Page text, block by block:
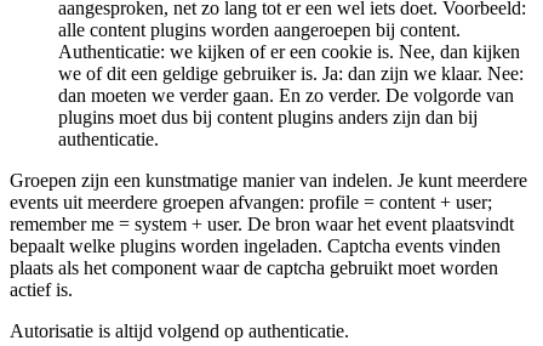
aangesproken, net zo lang tot er een wel iets doet. Voorbeeld:
alle content plugins worden aangeroepen bij content.
Authenticatie: we kijken of er een cookie is. Nee, dan kijken
we of dit een geldige gebruiker is. Ja: dan zijn we klaar. Nee:
dan moeten we verder gaan. En zo verder. De volgorde van
plugins moet dus bij content plugins anders zijn dan bij
authenticatie.
Groepen zijn een kunstmatige manier van indelen. Je kunt meerdere
events uit meerdere groepen afvangen: profile = content + user;
remember me = system + user. De bron waar het event plaatsvindt
bepaalt welke plugins worden ingeladen. Captcha events vinden
plaats als het component waar de captcha gebruikt moet worden
actief is.
Autorisatie is altijd volgend op authenticatie.